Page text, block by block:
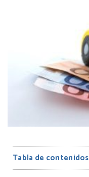
Tabla de contenidos